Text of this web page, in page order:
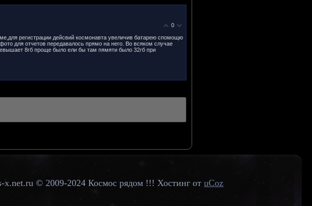
0
регистрации дейсвий космонавта увеличив батарею спомощю
для отчетов передавалось прямо на него. Во всяком случае
8гб проще было ели бы там пямяти было 32гб при
© 2009-2024 Космос рядом !!! Хостинг от uCoz